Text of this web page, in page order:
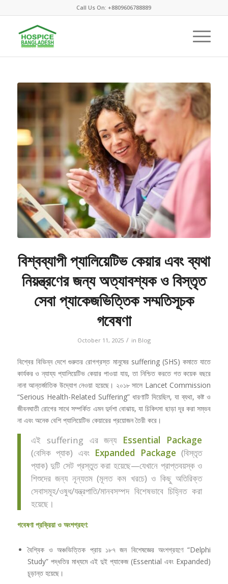
Call Us On: +8809606788889
বিশ্বব্যাপী প্যালিয়েটিভ কেয়ার এবং ব্যথা
নিয়ন্ত্রণের জন্য অত্যাবশ্যক ও বিস্তৃত
সেবা প্যাকেজভিত্তিক সম্মতিসূচক
গবেষণা
October 11, 2025 / in Blog
বিশ্বের বিভিন্ন দেশে গুরুতর রোগগ্রস্ত মানুষের suffering (SHS) কমাতে যাতে
কার্যকর ও ন্যায্য প্যালিয়েটিভ কেয়ার পাওয়া যায়, তা নিশ্চিত করতে গত কয়েক বছরে
নানা আন্তর্জাতিক উদ্যোগ নেওয়া হয়েছে। ২০১৮ সালে Lancet Commission
“Serious Health-Related Suffering” ধারণাটি দিয়েছিল, যা ব্যথা, কষ্ট ও
জীবনঘাতী রোগের সাথে সম্পর্কিত এমন দুর্দশা বোঝায়, যা চিকিৎসা ছাড়া দূর করা সম্ভব
না এবং অনেক বেশি প্যালিয়েটিভ কেয়ারের প্রয়োজন তৈরী করে।
এই suffering এর জন্য Essential Package
(বেসিক প্যাক) এবং Expanded Package (বিস্তৃত
প্যাক) দুটি সেট প্রস্তুত করা হয়েছে—যেখানে প্রাপ্তবয়স্ক ও
শিশুদের জন্য নূন্যতম (মূলত কম খরচে) ও কিছু অতিরিক্ত
সেবাসমূহ/ওষুধ/যন্ত্রপাতি/মানবসম্পদ বিশেষভাবে চিহ্নিত করা
হয়েছে।
গবেষণা প্রক্রিয়া ও অংশগ্রহণ:
বৈশ্বিক ও অঞ্চভিত্তিক প্রায় ১৮৭ জন বিশেষজ্ঞের অংশগ্রহণে “Delphi
Study” পদ্ধতির মাধ্যমে এই দুই প্যাকেজ (Essential এবং Expanded)
চূড়ান্ত হয়েছে।